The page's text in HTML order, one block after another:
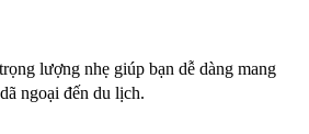
lượng nhẹ giúp bạn dễ dàng mang
ngoại đến du lịch.